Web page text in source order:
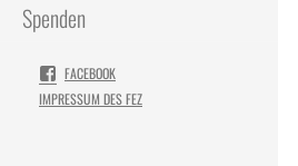
Spenden
FACEBOOK
IMPRESSUM DES FEZ